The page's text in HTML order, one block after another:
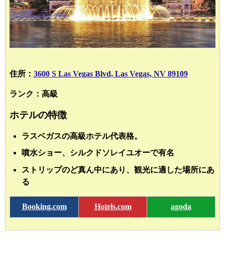
住所： 3600 S Las Vegas Blvd, Las Vegas, NV 89109
ランク：高級
ホテルの特徴
ラスベガスの高級ホテル代表格。
噴水ショー、シルクドソレイユオーで有名
ストリップのど真ん中にあり、観光に適した場所にあ
る
Booking.com Hotels.com agoda